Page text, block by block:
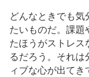
どんなときでも
たいものだ。課題
たほうがストレス
るだろう。それ
ィブな心が出てき